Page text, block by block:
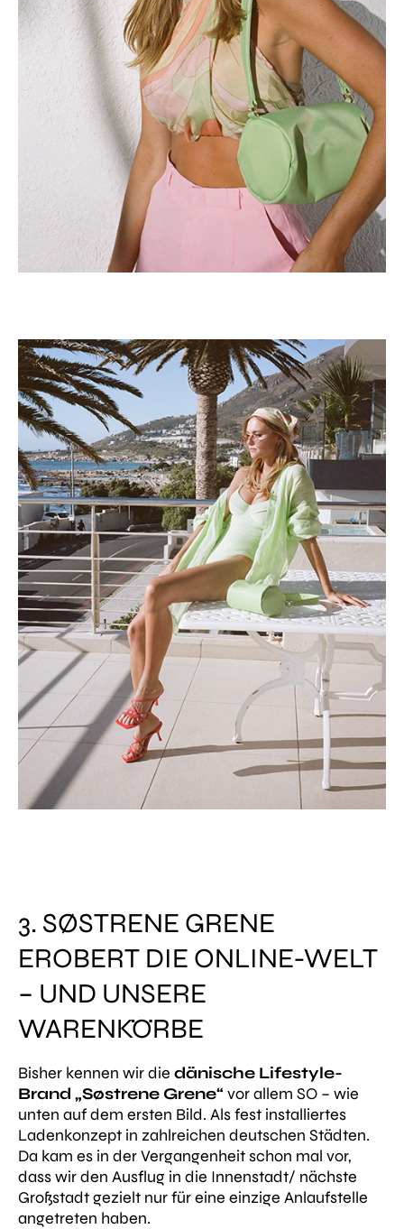
3. SØSTRENE GRENE
EROBERT DIE ONLINE-WELT
– UND UNSERE
WARENKÖRBE
Bisher kennen wir die dänische Lifestyle-
Brand „Søstrene Grene“ vor allem SO – wie
unten auf dem ersten Bild. Als fest installiertes
Ladenkonzept in zahlreichen deutschen Städten.
Da kam es in der Vergangenheit schon mal vor,
dass wir den Ausflug in die Innenstadt/ nächste
Großstadt gezielt nur für eine einzige Anlaufstelle
angetreten haben.